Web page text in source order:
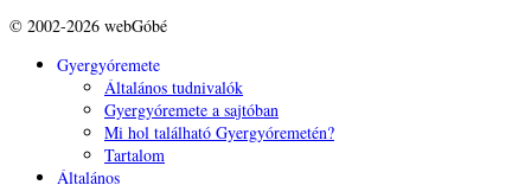
© 2002-2026 webGóbé
Gyergyóremete
Általános tudnivalók
Gyergyóremete a sajtóban
Mi hol található Gyergyóremetén?
Tartalom
Általános